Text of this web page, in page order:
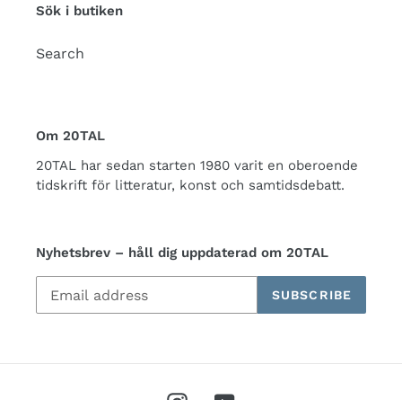
Sök i butiken
Search
Om 20TAL
20TAL har sedan starten 1980 varit en oberoende
tidskrift för litteratur, konst och samtidsdebatt.
Nyhetsbrev – håll dig uppdaterad om 20TAL
SUBSCRIBE